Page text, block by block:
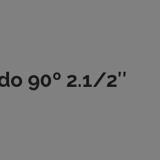
90º 2.1/2″